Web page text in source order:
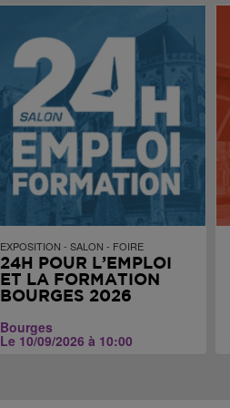
EXPOSITION - SALON - FOIRE
24H POUR L’EMPLOI
ET LA FORMATION
BOURGES 2026
Bourges
Le 10/09/2026 à 10:00